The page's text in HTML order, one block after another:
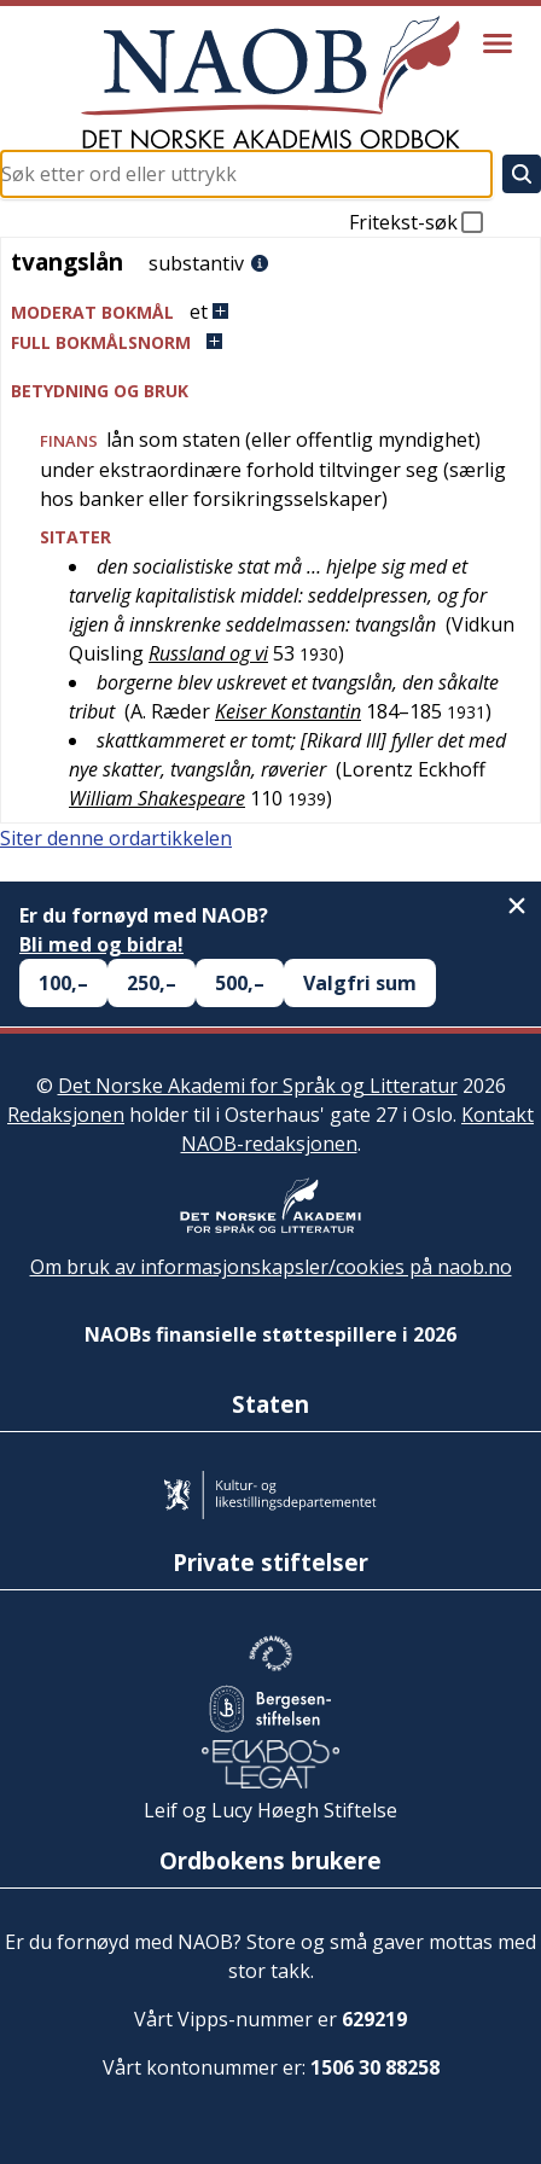
Fritekst-søk
tvangslån
tvangslån substantiv
MODERAT BOKMÅL et
FULL BOKMÅLSNORM
BETYDNING OG BRUK
FINANS lån som staten (eller offentlig myndighet)
under ekstraordinære forhold tiltvinger seg (særlig
hos banker eller forsikringsselskaper)
SITATER
den socialistiske stat må … hjelpe sig med et
tarvelig kapitalistisk middel: seddelpressen, og for
igjen å innskrenke seddelmassen: tvangslån (Vidkun
QuislingRussland og vi53 1930)
borgerne blev uskrevet et tvangslån, den såkalte
tribut (A. RæderKeiser Konstantin 184–185 1931)
skattkammeret er tomt; [Rikard III] fyller det med
nye skatter, tvangslån, røverier (Lorentz Eckhoff
William Shakespeare 110 1939)
Siter denne ordartikkelen
Er du fornøyd med NAOB?
Bli med og bidra!
100,–
250,– 500,– Valgfri sum
© Det Norske Akademi for Språk og Litteratur2026
Redaksjonen holder til i Osterhaus' gate 27 i Oslo. Kontakt
NAOB-redaksjonen.
Om bruk av informasjonskapsler/cookies på naob.no
NAOBs finansielle støttespillere i 2026
Staten
Private stiftelser
Leif og Lucy Høegh Stiftelse
Ordbokens brukere
Er du fornøyd med NAOB? Store og små gaver mottas med
stor takk.
Vårt Vipps-nummer er 629219
Vårt kontonummer er: 1506 30 88258